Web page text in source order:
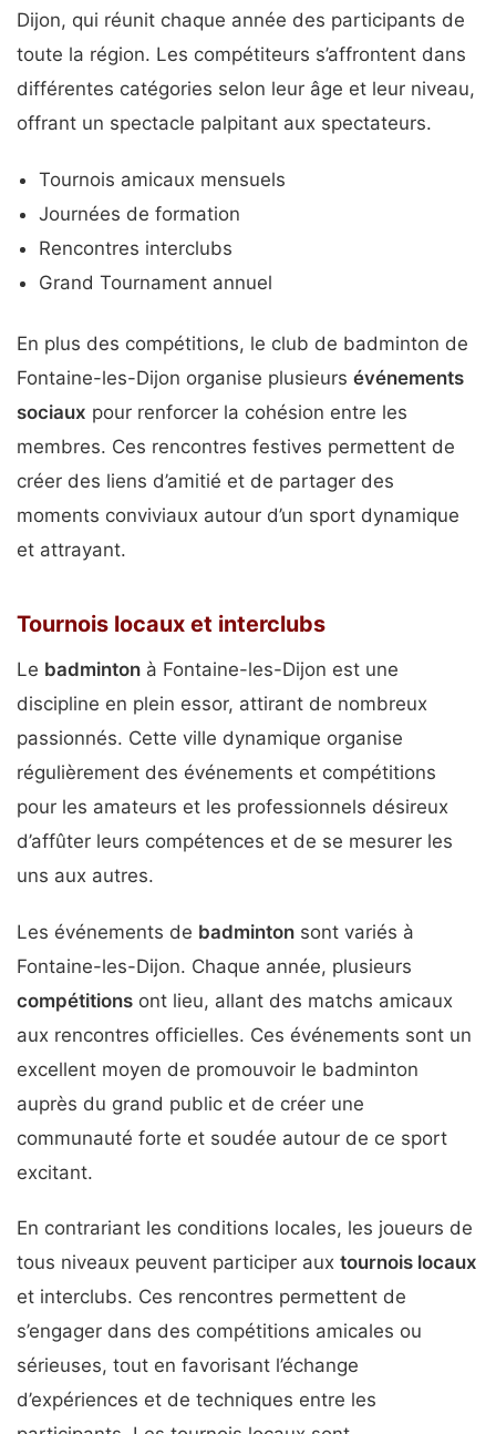
Dijon, qui réunit chaque année des participants de
toute la région. Les compétiteurs s’affrontent dans
différentes catégories selon leur âge et leur niveau,
offrant un spectacle palpitant aux spectateurs.
Tournois amicaux mensuels
Journées de formation
Rencontres interclubs
Grand Tournament annuel
En plus des compétitions, le club de badminton de
Fontaine-les-Dijon organise plusieurs événements
sociaux pour renforcer la cohésion entre les
membres. Ces rencontres festives permettent de
créer des liens d’amitié et de partager des
moments conviviaux autour d’un sport dynamique
et attrayant.
Tournois locaux et interclubs
Le badminton à Fontaine-les-Dijon est une
discipline en plein essor, attirant de nombreux
passionnés. Cette ville dynamique organise
régulièrement des événements et compétitions
pour les amateurs et les professionnels désireux
d’affûter leurs compétences et de se mesurer les
uns aux autres.
Les événements de badminton sont variés à
Fontaine-les-Dijon. Chaque année, plusieurs
compétitions ont lieu, allant des matchs amicaux
aux rencontres officielles. Ces événements sont un
excellent moyen de promouvoir le badminton
auprès du grand public et de créer une
communauté forte et soudée autour de ce sport
excitant.
En contrariant les conditions locales, les joueurs de
tous niveaux peuvent participer aux tournois locaux
et interclubs. Ces rencontres permettent de
s’engager dans des compétitions amicales ou
sérieuses, tout en favorisant l’échange
d’expériences et de techniques entre les